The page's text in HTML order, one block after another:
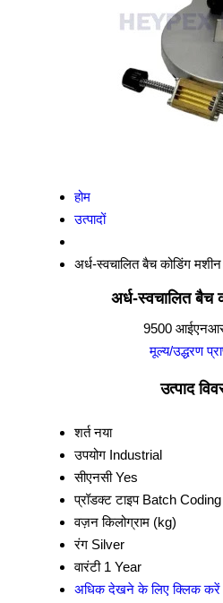
होम
उत्पादों
अर्ध-स्वचालित बैच कोडिंग मशीन
अर्ध-स्वचालित बैच
9500
मूल्य/उद्धरण
उत्पाद
शर्त नया
उपयोग Industrial
सीएनसी Yes
प्रॉडक्ट टाइप Batch
वज़न किलोग्राम (kg)
रंग Silver
वारंटी 1 Year
अधिक देखने के लिए क्लिक करें